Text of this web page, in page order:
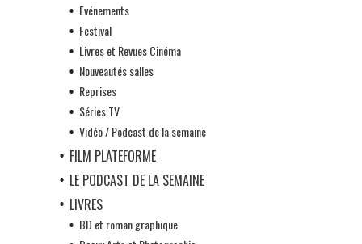
Evénements
Festival
Livres et Revues Cinéma
Nouveautés salles
Reprises
Séries TV
Vidéo / Podcast de la semaine
FILM PLATEFORME
LE PODCAST DE LA SEMAINE
LIVRES
BD et roman graphique